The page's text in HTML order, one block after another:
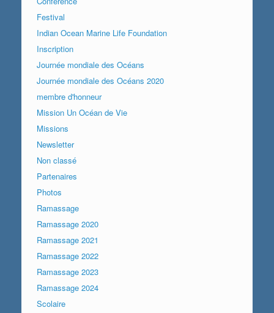
Festival
Indian Ocean Marine Life Foundation
Inscription
Journée mondiale des Océans
Journée mondiale des Océans 2020
membre d'honneur
Mission Un Océan de Vie
Missions
Newsletter
Non classé
Partenaires
Photos
Ramassage
Ramassage 2020
Ramassage 2021
Ramassage 2022
Ramassage 2023
Ramassage 2024
Scolaire